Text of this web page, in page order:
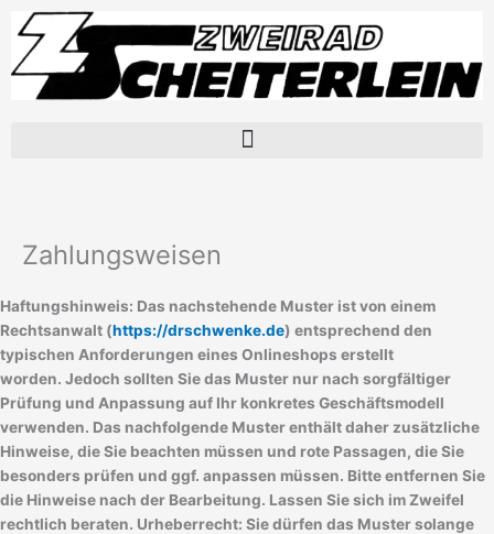
Inhalt
springen
Zahlungsweisen
Haftungshinweis: Das nachstehende Muster ist von einem
Rechtsanwalt (https://drschwenke.de) entsprechend den
typischen Anforderungen eines Onlineshops erstellt
worden. Jedoch sollten Sie das Muster nur nach sorgfältiger
Prüfung und Anpassung auf Ihr konkretes Geschäftsmodell
verwenden. Das nachfolgende Muster enthält daher zusätzliche
Hinweise, die Sie beachten müssen und rote Passagen, die Sie
besonders prüfen und ggf. anpassen müssen. Bitte entfernen Sie
die Hinweise nach der Bearbeitung. Lassen Sie sich im Zweifel
rechtlich beraten. Urheberrecht: Sie dürfen das Muster solange